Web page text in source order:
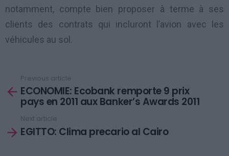
notamment, compte bien proposer à terme à ses
clients des contrats qui incluront l’avion avec les
véhicules au sol.
more
Previous article
ECONOMIE: Ecobank remporte 9 prix
pays en 2011 aux Banker’s Awards 2011
Next article
EGITTO: Clima precario al Cairo